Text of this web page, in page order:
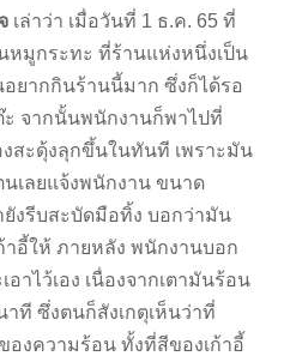
เล่าว่า เมื่อวันที่ 1 ธ.ค. 65 ที่
หมูกระทะ ที่ร้านแห่งหนึ่งเป็น
ยากกินร้านนี้มาก ซึ่งก็ได้รอ
จากนั้นพนักงานก็พาไปที่
สะดุ้งลุกขึ้นในทันที เพราะมัน
เลยแจ้งพนักงาน ขนาด
ยังรีบสะบัดมือทิ้ง บอกว่ามัน
าอี้ให้ ภายหลัง พนักงานบอก
าไว้เอง เนื่องจากเตามันร้อน
ที ซึ่งตนก็สังเกตุเห็นว่าที่
องความร้อน ทั้งที่สีของเก้าอี้